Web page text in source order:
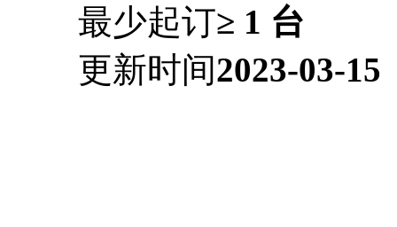
最少起订≥ 1 台
更新时间2023-03-15